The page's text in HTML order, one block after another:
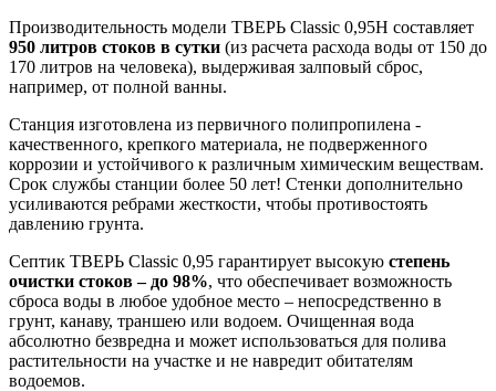
Производительность модели ТВЕРЬ Classic 0,95Н составляет
950 литров стоков в сутки (из расчета расхода воды от 150 до
170 литров на человека), выдерживая залповый сброс,
например, от полной ванны.
Станция изготовлена из первичного полипропилена -
качественного, крепкого материала, не подверженного
коррозии и устойчивого к различным химическим веществам.
Срок службы станции более 50 лет! Стенки дополнительно
усиливаются ребрами жесткости, чтобы противостоять
давлению грунта.
Септик ТВЕРЬ Classic 0,95 гарантирует высокую степень
очистки стоков – до 98%, что обеспечивает возможность
сброса воды в любое удобное место – непосредственно в
грунт, канаву, траншею или водоем. Очищенная вода
абсолютно безвредна и может использоваться для полива
растительности на участке и не навредит обитателям
водоемов.